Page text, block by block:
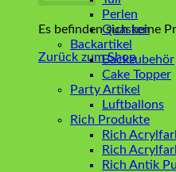
Es befinden sich keine
Zurück zum Shop
Perlen
Quasten
Backartikel
Backzubehör
Cake Topper
Party Artikel
Luftballons
Rich Produkte
Rich
Rich
Rich Antik